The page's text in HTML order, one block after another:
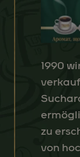
1990
zu
von